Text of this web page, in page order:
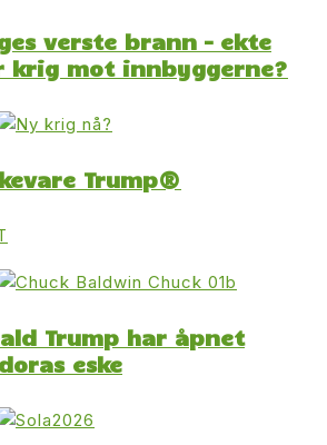
verste brann – ekte
krig mot innbyggerne?
Trump®
Trump har åpnet
eske